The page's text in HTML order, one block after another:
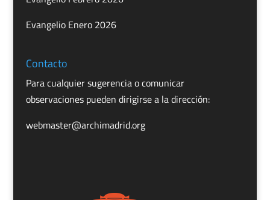
Evangelio Enero 2026
Contacto
Para cualquier sugerencia o comunicar
observaciones pueden dirigirse a la dirección:
webmaster@archimadrid.org